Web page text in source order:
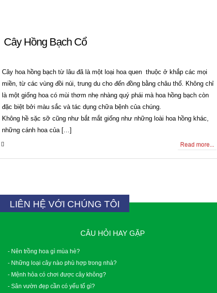
Cây Hồng Bạch Cổ
Cây hoa hồng bạch từ lâu đã là một loại hoa quen thuộc ở khắp các mọi
miền, từ các vùng đồi núi, trung du cho đến đồng bằng châu thổ. Không chỉ
là một giống hoa có mùi thơm nhẹ nhàng quý phái mà hoa hồng bạch còn
đặc biệt bởi màu sắc và tác dụng chữa bệnh của chúng.
Không hề sặc sỡ cũng như bắt mắt giống như những loài hoa hồng khác,
những cánh hoa của […]
Read more...
LIÊN HỆ VỚI CHÚNG TÔI
CÂU HỎI HAY GẶP
- Nên trồng hoa gì mùa hè?
- Những loại cây nào phù hợp trong nhà?
- Mệnh hỏa có chơi được cây không?
- Sân vườn đẹp cần có yếu tố gì?